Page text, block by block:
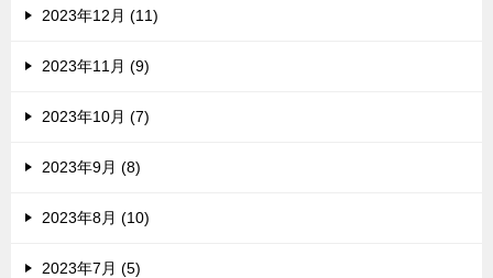
2023年12月 (11)
2023年11月 (9)
2023年10月 (7)
2023年9月 (8)
2023年8月 (10)
2023年7月 (5)